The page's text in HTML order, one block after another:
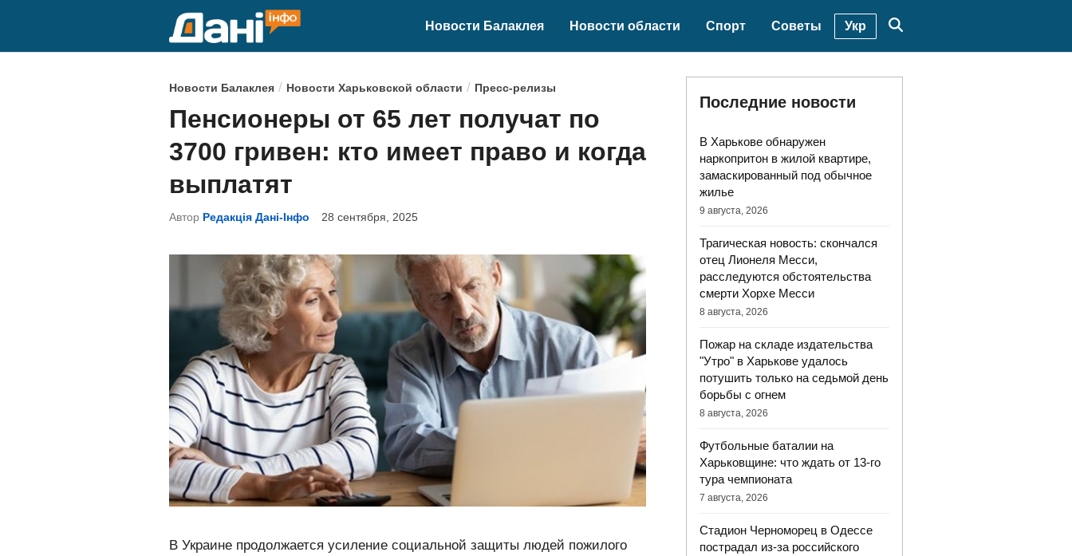
Новости Балаклея Новости области Спорт Советы Укр
О
п
у
б
л
и
к
н
Новости Балаклея / Новости Харьковской области / Пресс-релизы
Пенсионеры от 65 лет получат по
3700 гривен: кто имеет право и когда
выплатят
Автор Редакція Дані-Інфо 28 сентября, 2025
В Украине продолжается усиление социальной защиты людей пожилого
Последние новости
В Харькове обнаружен
наркопритон в жилой квартире,
замаскированный под обычное
жилье
9 августа, 2026
Трагическая новость: скончался
отец Лионеля Месси,
расследуются обстоятельства
смерти Хорхе Месси
8 августа, 2026
Пожар на складе издательства
"Утро" в Харькове удалось
потушить только на седьмой день
борьбы с огнем
8 августа, 2026
Футбольные баталии на
Харьковщине: что ждать от 13-го
тура чемпионата
7 августа, 2026
Стадион Черноморец в Одессе
пострадал из-за российского